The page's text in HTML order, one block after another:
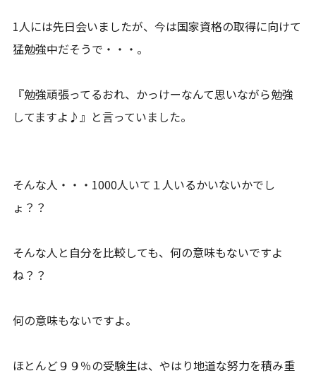
1人には先日会いましたが、今は国家資格の取得に向けて
猛勉強中だそうで・・・。
『勉強頑張ってるおれ、かっけーなんて思いながら勉強
してますよ♪』と言っていました。
そんな人・・・1000人いて１人いるかいないかでし
ょ？？
そんな人と自分を比較しても、何の意味もないですよ
ね？？
何の意味もないですよ。
ほとんど９９％の受験生は、やはり地道な努力を積み重